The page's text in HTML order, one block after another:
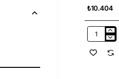
₺10.404
Ford
1998-